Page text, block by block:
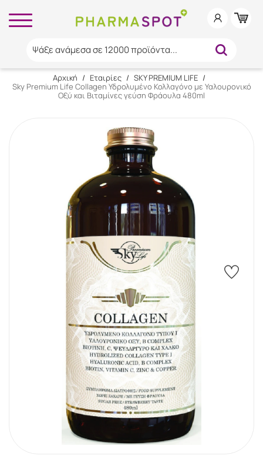
Ψάξε ανάμεσα σε 12000 προϊόντα...
Αρχική / Εταιρίες / SKY PREMIUM LIFE /
Sky Premium Life Collagen Υδρολυμένο Κολλαγόνο με Υαλουρονικό
Οξύ και Βιταμίνες γεύση Φράουλα 480ml